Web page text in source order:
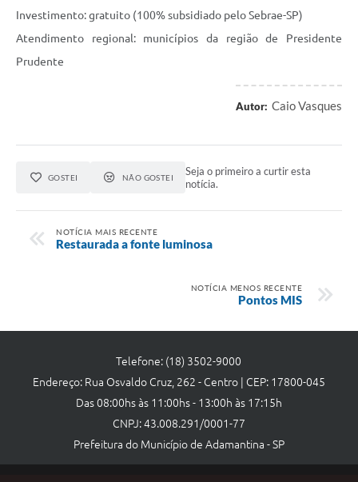
Investimento: gratuito (100% subsidiado pelo Sebrae-SP)
Atendimento regional: municípios da região de Presidente
Prudente
Autor: Caio Vasques
GOSTEI NÃO GOSTEI
Seja o primeiro a curtir esta
notícia.
NOTÍCIA MAIS RECENTE
Restaurada a fonte luminosa
NOTÍCIA MENOS RECENTE
Pontos MIS
Telefone: (18) 3502-9000
Endereço: Rua Osvaldo Cruz, 262 - Centro | CEP: 17800-045
Das 08:00hs às 11:00hs - 13:00h às 17:15h
CNPJ: 43.008.291/0001-77
Prefeitura do Município de Adamantina - SP